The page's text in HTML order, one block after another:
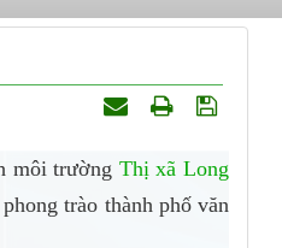
môi trường Thị xã Long
trào thành phố văn